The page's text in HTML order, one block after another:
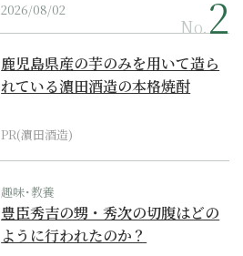
2026/08/02
No.
鹿児島県産の芋のみを用いて造ら
れている濵田酒造の本格焼酎
PR(濵田酒造)
趣味･教養
豊臣秀吉の甥・秀次の切腹はどの
ように行われたのか？